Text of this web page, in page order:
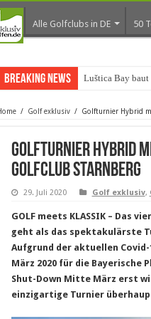
Alle Golfclubs in DE 50
Breaking News Luštica Bay baut
/ Golf exklusiv / Golfturnier Hybrid
Golfturnier Hybrid
Golfclub Starnberg
29. Juli 2020 Golf exklusiv,
GOLF meets KLASSIK – Das
geht als das spektakulärste
Aufgrund der aktuellen
März 2020 für die Bayerische
Shut-Down Mitte März erst
einzigartige Turnier